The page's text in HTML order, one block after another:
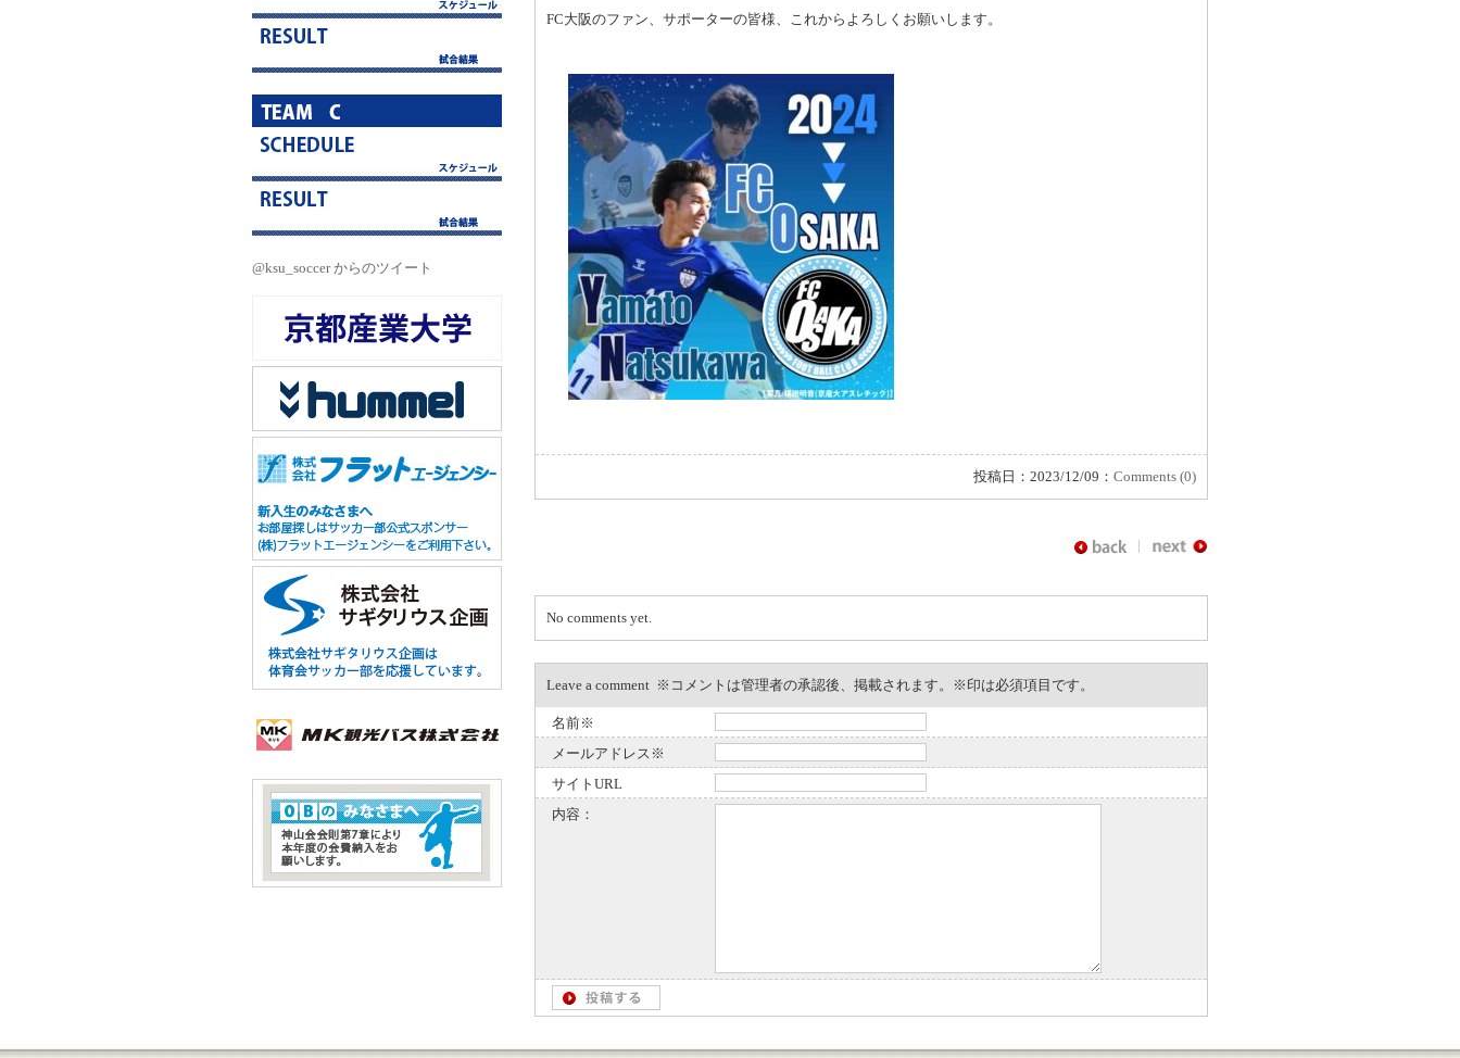
@ksu_soccer からのツイート
FC大阪のファン、サポーターの皆様、これからよろしくお願いします。
投稿日：2023/12/09： Comments (0)
No comments yet.
Leave a comment ※コメントは管理者の承認後、掲載されます。※印は必須項目です。
名前※
メールアドレス※
サイトURL
内容：